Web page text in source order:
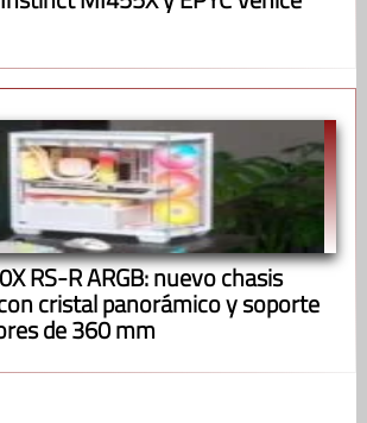
RS-R ARGB: nuevo chasis
cristal panorámico y soporte
de 360 mm